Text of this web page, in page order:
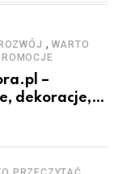
, WARTO
–
dekoracje,
animatorów
,